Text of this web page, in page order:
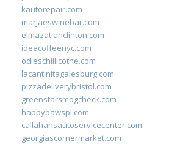
kautorepair.com
marjaeswinebar.com
elmazatlanclinton.com
ideacoffeenyc.com
odieschillicothe.com
lacantinitagalesburg.com
pizzadeliverybristol.com
greenstarsmogcheck.com
happypawspl.com
callahansautoservicecenter.com
georgiascornermarket.com